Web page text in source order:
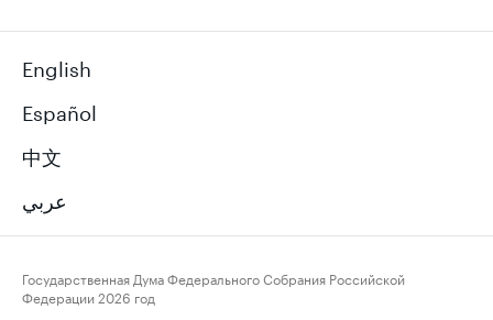
English
Español
中文
عربي
Государственная Дума Федерального Собрания Российской
Федерации2026 год